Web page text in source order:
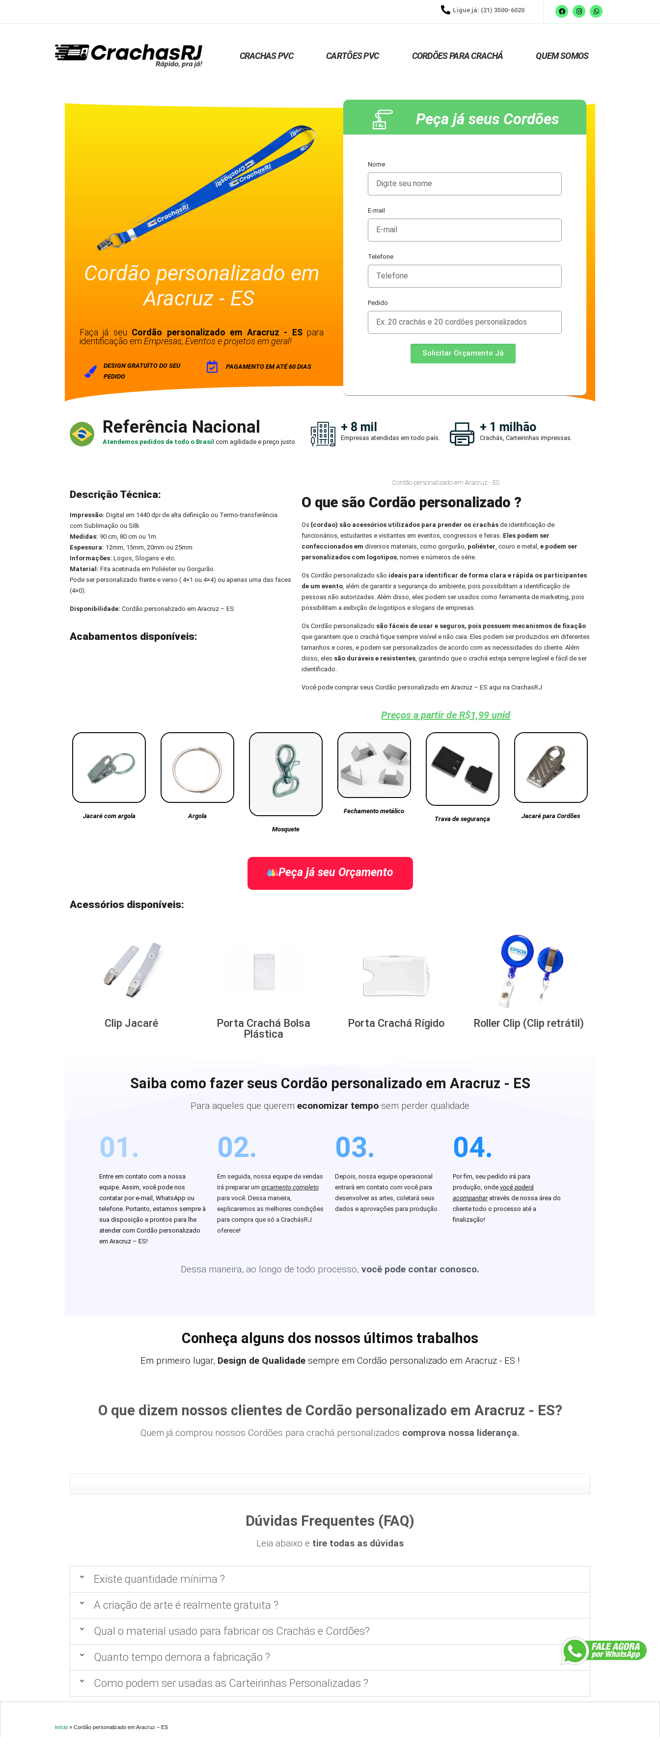
Ligue já: (21) 3500-6020
CRACHAS PVC CARTÕES PVC CORDÕES PARA CRACHÁ QUEM SOMOS
Cordão personalizado em
Aracruz - ES
Faça já seu Cordão personalizado em Aracruz - ESpara
identificação emEmpresas, Eventos e projetos em geral!
DESIGN GRATUÍTO DO SEU
PEDIDO
PAGAMENTO EM ATÉ 60 DIAS
Peça já seus Cordões
Nome
E-mail
Telefone
Pedido
Solicitar Orçamento Já
Referência Nacional
Atendemos pedidos de todo o Brasilcom agilidade e preço justo.
+ 8 mil
Empresas atendidas em todo país.
+ 1 milhão
Crachás, Carteirinhas impressas.
Descrição Técnica:
Impressão: Digital em 1440 dpi de alta definição ou Termo-transferência
com Sublimação ou SIlk
Medidas: 90 cm, 80 cm ou 1m.
Espessura: 12mm, 15mm, 20mm ou 25mm
Informações:Logos, Slogans e etc.
Material: Fita acetinada em Poliéster ou Gorgurão.
Pode ser personalizado frente e verso ( 4×1 ou 4×4) ou apenas uma das faces
(4×0).
Disponibilidade:Cordão personalizado em Aracruz – ES
Acabamentos disponíveis:
Cordão personalizado em Aracruz - ES
O que são Cordão personalizado ?
Os {cordao) são acessórios utilizados para prender os crachásde identificação de
funcionários, estudantes e visitantes em eventos, congressos e feiras. Eles podem ser
confeccionados em diversos materiais, como gorgurão, poliéster, couro e metal, e podem ser
personalizados com logotipos, nomes e números de série.
Os Cordão personalizado são ideais para identificar de forma clara e rápida os participantes
de um evento, além de garantir a segurança do ambiente, pois possibilitam a identificação de
pessoas não autorizadas. Além disso, eles podem ser usados como ferramenta de marketing, pois
possibilitam a exibição de logotipos e slogans de empresas.
Os Cordão personalizado são fáceis de usar e seguros, pois possuem mecanismos de fixação
que garantem que o crachá fique sempre visível e não caia. Eles podem ser produzidos em diferentes
tamanhos e cores, e podem ser personalizados de acordo com as necessidades do cliente. Além
disso, eles são duráveis e resistentes, garantindo que o crachá esteja sempre legível e fácil de ser
identificado.
Você pode comprar seus Cordão personalizado em Aracruz – ES aqui na CrachasRJ
Preços a partir de R$1,99 unid
Jacaré com argola
Argola
Mosquete
Fechamento metálico
Trava de segurança
Jacaré para Cordões
Peça já seu Orçamento
Acessórios disponíveis:
Clip Jacaré
Porta Crachá Bolsa
Plástica
Porta Crachá Rígido Roller Clip (Clip retrátil)
Saiba como fazer seus Cordão personalizado em Aracruz - ES
Para aqueles que querem economizar tempo sem perder qualidade
01.
Entre em contato com a nossa
equipe. Assim, você pode nos
contatar por e-mail, WhatsApp ou
telefone. Portanto, estamos sempre à
sua disposição e prontos para lhe
atender com Cordão personalizado
em Aracruz – ES!
02.
Em seguida, nossa equipe de vendas
irá preparar um orçamento completo
para você. Dessa maneira,
explicaremos as melhores condições
para compra que só a CrachásRJ
oferece!
03.
Depois, nossa equipe operacional
entrará em contato com você para
desenvolver as artes, coletará seus
dados e aprovações para produção.
04.
Por fim, seu pedido irá para
produção, onde você poderá
acompanharatravés de nossa área do
cliente todo o processo até a
finalização!
Dessa maneira, ao longo de todo processo, você pode contar conosco.
Conheça alguns dos nossos últimos trabalhos
Em primeiro lugar, Design de Qualidade sempre em Cordão personalizado em Aracruz - ES !
O que dizem nossos clientes de Cordão personalizado em Aracruz - ES?
Quem já comprou nossos Cordões para crachá personalizados comprova nossa liderança.
Dúvidas Frequentes (FAQ)
Leia abaixo e tire todas as dúvidas
Existe quantidade mínima ?
A criação de arte é realmente gratuita ?
Qual o material usado para fabricar os Crachás e Cordões?
Quanto tempo demora a fabricação ?
Como podem ser usadas as Carteirinhas Personalizadas ?
Início » Cordão personalizado em Aracruz – ES